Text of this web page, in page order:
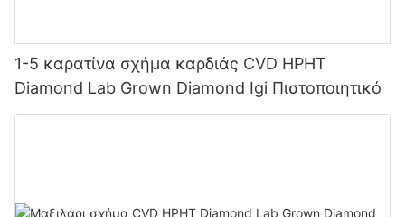
1-5 καρατίνα σχήμα καρδιάς CVD HPHT
Diamond Lab Grown Diamond Igi Πιστοποιητικό